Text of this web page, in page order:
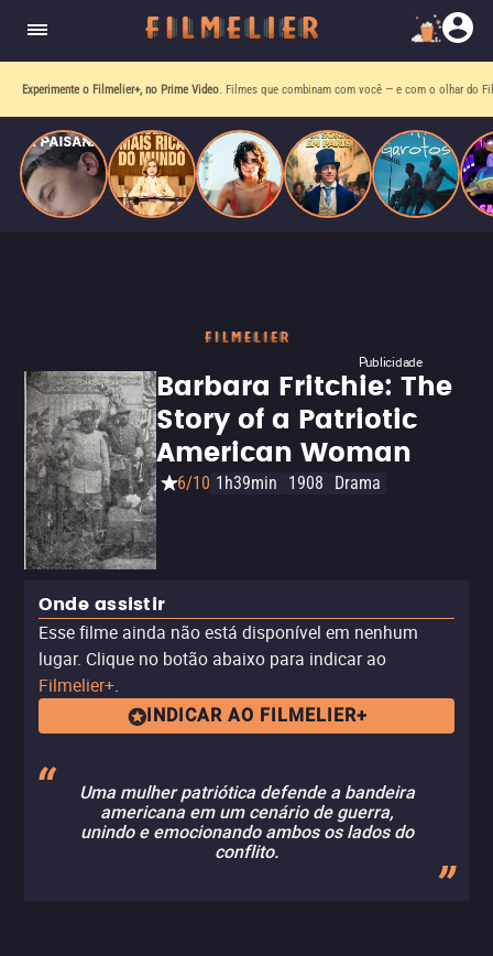
Experimente o Filmelier+, no Prime Video . Filmes que combinam com você — e com o olhar do
Publicidade
Barbara Fritchie: The
Story of a Patriotic
American Woman
6/10 1h39min 1908 Drama
Onde assistir
Esse filme ainda não está disponível em nenhum
lugar. Clique no botão abaixo para indicar ao
Filmelier+.
INDICAR AO FILMELIER+
Uma mulher patriótica defende a bandeira
americana em um cenário de guerra,
unindo e emocionando ambos os lados do
conflito.
quando se apaixona por um de seus alvos.